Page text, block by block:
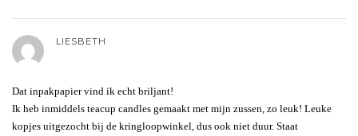
LIESBETH
Dat inpakpapier vind ik echt briljant!
Ik heb inmiddels teacup candles gemaakt met mijn zussen, zo leuk! Leuke
kopjes uitgezocht bij de kringloopwinkel, dus ook niet duur. Staat